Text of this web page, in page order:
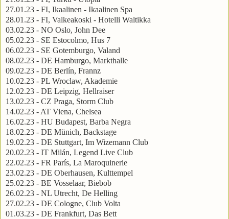
27.01.23 - FI, Ikaalinen - Ikaalinen Spa
28.01.23 - FI, Valkeakoski - Hotelli Waltikka
03.02.23 - NO Oslo, John Dee
05.02.23 - SE Estocolmo, Hus 7
06.02.23 - SE Gotemburgo, Valand
08.02.23 - DE Hamburgo, Markthalle
09.02.23 - DE Berlín, Frannz
10.02.23 - PL Wroclaw, Akademie
12.02.23 - DE Leipzig, Hellraiser
13.02.23 - CZ Praga, Storm Club
14.02.23 - AT Viena, Chelsea
16.02.23 - HU Budapest, Barba Negra
18.02.23 - DE Münich, Backstage
19.02.23 - DE Stuttgart, Im Wizemann Club
20.02.23 - IT Milán, Legend Live Club
22.02.23 - FR París, La Maroquinerie
23.02.23 - DE Oberhausen, Kulttempel
25.02.23 - BE Vosselaar, Biebob
26.02.23 - NL Utrecht, De Helling
27.02.23 - DE Cologne, Club Volta
01.03.23 - DE Frankfurt, Das Bett